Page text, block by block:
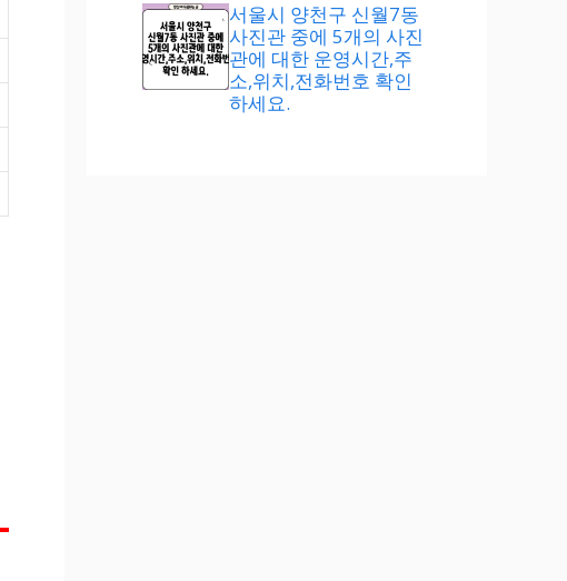
서울시 양천구 신월7동
사진관 중에 5개의 사진
관에 대한 운영시간,주
소,위치,전화번호 확인
하세요.